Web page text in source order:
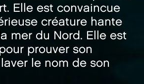
Elle est convaincue
créature hante
mer du Nord. Elle est
prouver son
le nom de son